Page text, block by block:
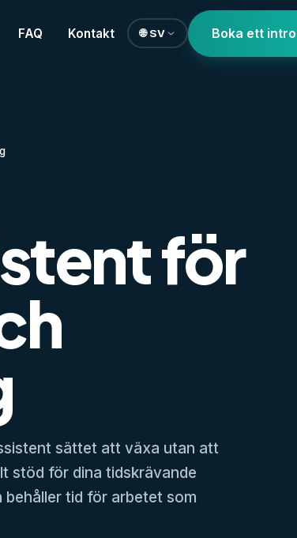
FAQ Kontakt 🌐 SV Boka ett
för
sättet att växa utan att
stöd för dina tidskrävande
tid för arbetet som